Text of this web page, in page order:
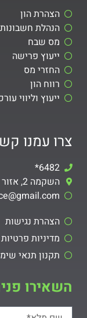
הצהרת הון
הנהלת חשבונות
מס שבח
ייעוץ פרישה
החזרי מס
רווח הון
ייעוץ וליווי
צרו עמנו
6482*
השקמה 2, אזור
הצהרת נגישות
מדיניות פרטיות
תקנון תנאי
השאירו